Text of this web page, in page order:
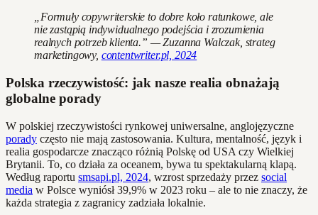
„Formuły copywriterskie to dobre koło ratunkowe, ale
nie zastąpią indywidualnego podejścia i zrozumienia
realnych potrzeb klienta.” — Zuzanna Walczak, strateg
marketingowy, contentwriter.pl, 2024
Polska rzeczywistość: jak nasze realia obnażają
globalne porady
W polskiej rzeczywistości rynkowej uniwersalne, anglojęzyczne
porady często nie mają zastosowania. Kultura, mentalność, język i
realia gospodarcze znacząco różnią Polskę od USA czy Wielkiej
Brytanii. To, co działa za oceanem, bywa tu spektakularną klapą.
Według raportu smsapi.pl, 2024, wzrost sprzedaży przez social
media w Polsce wyniósł 39,9% w 2023 roku – ale to nie znaczy, że
każda strategia z zagranicy zadziała lokalnie.